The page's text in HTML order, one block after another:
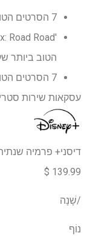
7 הסרטים הטובים ביותר של Keanu Reeves לצפות עכשיו
הטוב ביותר
7 הסרטים הטובים ביותר על AI
עסקאות שירות
דיסני+ פרמיה
139.99 $
/שָׁנָה
נוֹף